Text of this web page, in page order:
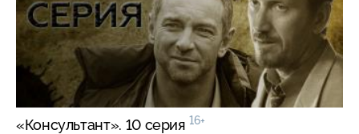
«Консультант». 10 серия 16+